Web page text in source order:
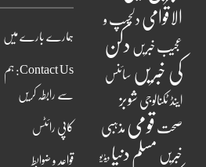
الاقوامی دلچسپ و
عجیب خبریں دکن
کی خبریں سائنس
اینڈ ٹکنالوجی شوبز
صحت قومی مذہبی
خبریں مسلم دنیا ویڈیو
ہمارے بارے میں
Contact Us: ہم
سے رابطہ کریں
کاپی رائٹس
قواعد و ضوابط